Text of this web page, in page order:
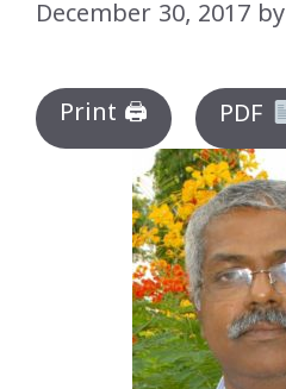
December 30, 2017 by
Print 🖨 PDF